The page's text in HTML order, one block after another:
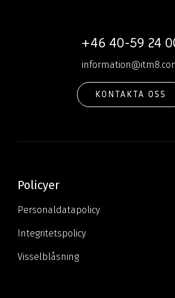
+46 40-59 24
KONTAKTA OSS
Policyer
Personaldatapolicy
Integritetspolicy
Visselblåsning